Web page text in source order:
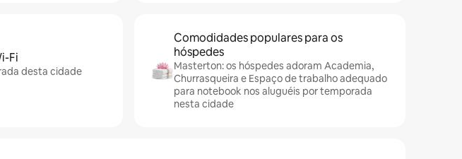
Fi
desta cidade
Comodidades populares para os
hóspedes
Masterton: os hóspedes adoram Academia,
Churrasqueira e Espaço de trabalho adequado
para notebook nos aluguéis por temporada
nesta cidade